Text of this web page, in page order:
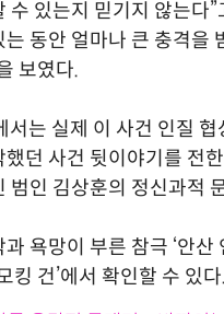
수 있는지 믿기지 않는다
동안 얼마나 큰 충격을
보였다.
서는 실제 이 사건 인질
했던 사건 뒷이야기를 전
범인 김상훈의 정신과적
욕망이 부른 참극 ‘안
킹 건’에서 확인할 수 있다.